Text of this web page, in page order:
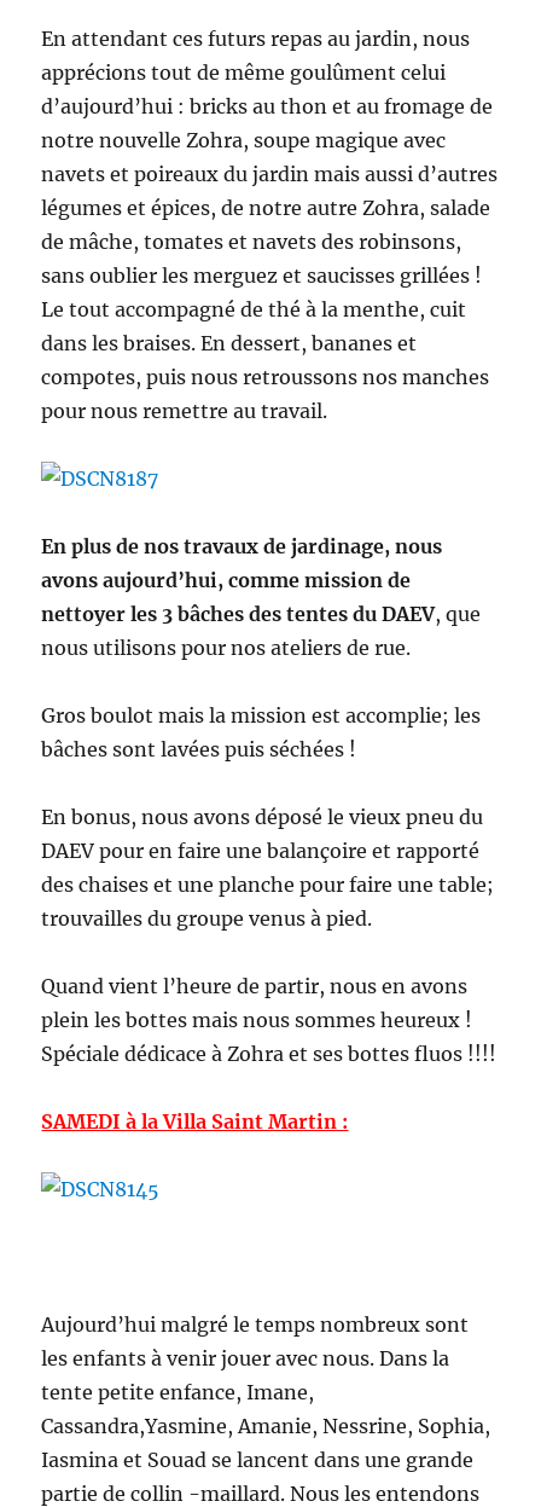
En attendant ces futurs repas au jardin, nous
apprécions tout de même goulûment celui
d’aujourd’hui : bricks au thon et au fromage de
notre nouvelle Zohra, soupe magique avec
navets et poireaux du jardin mais aussi d’autres
légumes et épices, de notre autre Zohra, salade
de mâche, tomates et navets des robinsons,
sans oublier les merguez et saucisses grillées !
Le tout accompagné de thé à la menthe, cuit
dans les braises. En dessert, bananes et
compotes, puis nous retroussons nos manches
pour nous remettre au travail.
En plus de nos travaux de jardinage, nous
avons aujourd’hui, comme mission de
nettoyer les 3 bâches des tentes du DAEV, que
nous utilisons pour nos ateliers de rue.
Gros boulot mais la mission est accomplie; les
bâches sont lavées puis séchées !
En bonus, nous avons déposé le vieux pneu du
DAEV pour en faire une balançoire et rapporté
des chaises et une planche pour faire une table;
trouvailles du groupe venus à pied.
Quand vient l’heure de partir, nous en avons
plein les bottes mais nous sommes heureux !
Spéciale dédicace à Zohra et ses bottes fluos !!!!
SAMEDI à la Villa Saint Martin :
Aujourd’hui malgré le temps nombreux sont
les enfants à venir jouer avec nous. Dans la
tente petite enfance, Imane,
Cassandra,Yasmine, Amanie, Nessrine, Sophia,
Iasmina et Souad se lancent dans une grande
partie de collin -maillard. Nous les entendons